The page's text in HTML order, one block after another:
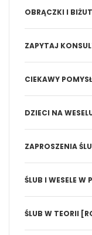
OBRĄCZKI I
ZAPYTAJ
CIEKAWY
DZIECI NA
ZAPROSZENIA
ŚLUB I WESELE W
ŚLUB W TEORII